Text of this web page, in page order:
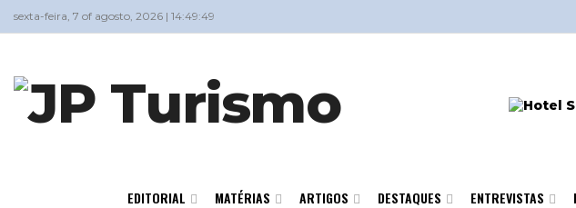
sexta-feira, 7 of agosto, 2026 | 14:49:49
EDITORIAL MATÉRIAS ARTIGOS DESTAQUES ENTREVISTAS